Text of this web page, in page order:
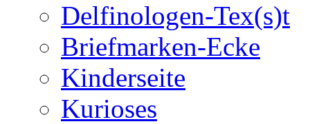
Delfinologen-Tex(s)t
Briefmarken-Ecke
Kinderseite
Kurioses